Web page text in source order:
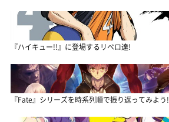
『ハイキュー!!』に登場するリベロ達!
『Fate』シリーズを時系列順で振り返ってみよう!